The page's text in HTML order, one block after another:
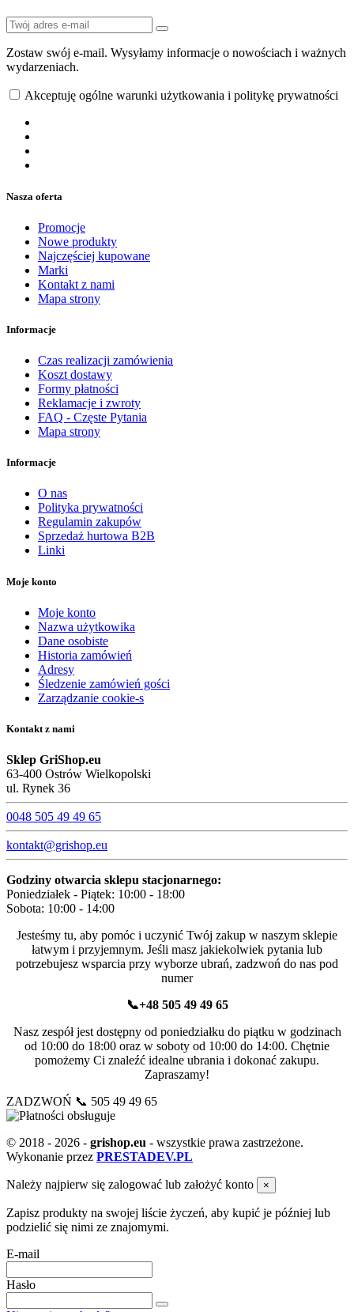
Zostaw swój e-mail. Wysyłamy informacje o nowościach i ważnych
wydarzeniach.
Akceptuję ogólne warunki użytkowania i politykę prywatności
Nasza oferta
Promocje
Nowe produkty
Najczęściej kupowane
Marki
Kontakt z nami
Mapa strony
Informacje
Czas realizacji zamówienia
Koszt dostawy
Formy płatności
Reklamacje i zwroty
FAQ - Częste Pytania
Mapa strony
Informacje
O nas
Polityka prywatności
Regulamin zakupów
Sprzedaż hurtowa B2B
Linki
Moje konto
Moje konto
Nazwa użytkowika
Dane osobiste
Historia zamówień
Adresy
Śledzenie zamówień gości
Zarządzanie cookie-s
Kontakt z nami
Sklep GriShop.eu
63-400 Ostrów Wielkopolski
ul. Rynek 36
0048 505 49 49 65
kontakt@grishop.eu
Godziny otwarcia sklepu stacjonarnego:
Poniedziałek - Piątek: 10:00 - 18:00
Sobota: 10:00 - 14:00
Jesteśmy tu, aby pomóc i uczynić Twój zakup w naszym sklepie
łatwym i przyjemnym. Jeśli masz jakiekolwiek pytania lub
potrzebujesz wsparcia przy wyborze ubrań, zadzwoń do nas pod
numer
📞+48 505 49 49 65
Nasz zespół jest dostępny od poniedziałku do piątku w godzinach
od 10:00 do 18:00 oraz w soboty od 10:00 do 14:00. Chętnie
pomożemy Ci znaleźć idealne ubrania i dokonać zakupu.
Zapraszamy!
ZADZWOŃ 📞 505 49 49 65
© 2018 - 2026 - grishop.eu - wszystkie prawa zastrzeżone.
Wykonanie przez PRESTADEV.PL
Należy najpierw się zalogować lub założyć konto ×
Zapisz produkty na swojej liście życzeń, aby kupić je później lub
podzielić się nimi ze znajomymi.
E-mail
Hasło